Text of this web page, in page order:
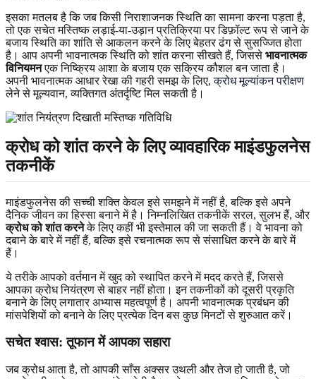
इसका मतलब है कि जब किसी निराशाजनक स्थिति का सामना करना पड़ता है,
तो एक सचेत मस्तिष्क लड़ाई-या-उड़ान प्रतिक्रिया पर डिफ़ॉल्ट रूप से जाने के
बजाय स्थिति का शांति से आकलन करने के लिए बेहतर ढंग से सुसज्जित होता
है। आप अपनी भावनात्मक स्थिति को शांत करना सीखते हैं, जिससे भावनात्मक
विनियमनएक निष्क्रिय आशा के बजाय एक सक्रिय कौशल बन जाता है।
अपनी भावनात्मक आधार रेखा की गहरी समझ के लिए,क्रोध मूल्यांकन परीक्षण
लेने से मूल्यवान, व्यक्तिगत अंतर्दृष्टि मिल सकती है।
क्रोध को शांत करने के लिए व्यावहारिक माइंडफुलनेस
तकनीकें
माइंडफुलनेस की सच्ची शक्ति केवल इसे समझने में नहीं है, बल्कि इसे अपने
दैनिक जीवन का हिस्सा बनाने में है। निम्नलिखित तकनीकें सरल, सुलभ हैं, और
क्रोध को शांत करनेके लिए कहीं भी इस्तेमाल की जा सकती हैं। वे भावना को
दबाने के बारे में नहीं हैं, बल्कि इसे रचनात्मक रूप से संसाधित करने के बारे में
हैं।
ये तरीके आपको वर्तमान में खुद को स्थापित करने में मदद करते हैं, जिससे
आपका क्रोध नियंत्रण से बाहर नहीं होता। इन तकनीकों को दूसरी प्रकृति
बनाने के लिए लगातार अभ्यास महत्वपूर्ण है। अपनी भावनात्मक प्रबंधन की
मांसपेशियों को बनाने के लिए प्रत्येक दिन बस कुछ मिनटों से शुरुआत करें।
सचेत श्वास: तूफान में आपकासहारा
जब क्रोध आता है, तो आपकी साँस अक्सर उथली और तेज हो जाती है, जो